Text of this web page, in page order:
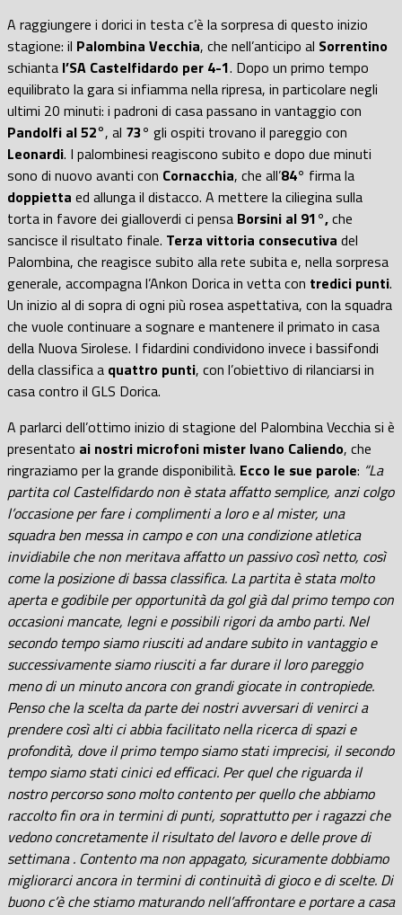
A raggiungere i dorici in testa c’è la sorpresa di questo inizio
stagione: il Palombina Vecchia, che nell’anticipo al Sorrentino
schianta l’SA Castelfidardo per 4-1. Dopo un primo tempo
equilibrato la gara si infiamma nella ripresa, in particolare negli
ultimi 20 minuti: i padroni di casa passano in vantaggio con
Pandolfi al 52°, al 73° gli ospiti trovano il pareggio con
Leonardi. I palombinesi reagiscono subito e dopo due minuti
sono di nuovo avanti con Cornacchia, che all’84° firma la
doppietta ed allunga il distacco. A mettere la ciliegina sulla
torta in favore dei gialloverdi ci pensa Borsini al 91°,che
sancisce il risultato finale. Terza vittoria consecutiva del
Palombina, che reagisce subito alla rete subita e, nella sorpresa
generale, accompagna l’Ankon Dorica in vetta con tredici punti.
Un inizio al di sopra di ogni più rosea aspettativa, con la squadra
che vuole continuare a sognare e mantenere il primato in casa
della Nuova Sirolese. I fidardini condividono invece i bassifondi
della classifica a quattro punti, con l’obiettivo di rilanciarsi in
casa contro il GLS Dorica.
A parlarci dell’ottimo inizio di stagione del Palombina Vecchia si è
presentato ai nostri microfoni mister Ivano Caliendo, che
ringraziamo per la grande disponibilità. Ecco le sue parole: “La
partita col Castelfidardo non è stata affatto semplice, anzi colgo
l’occasioneper fare i complimenti a loro e al mister, una
squadra ben messa in campo e con una condizione atletica
invidiabile che non meritava affatto un passivo così netto, così
come la posizione di bassa classifica. La partita è stata molto
aperta e godibile per opportunità da gol già dal primo tempo con
occasioni mancate, legni e possibili rigori da ambo parti. Nel
secondo tempo siamo riusciti ad andare subito in vantaggio e
successivamente siamo riusciti a far durare il loro pareggio
meno di un minuto ancora con grandi giocate in contropiede.
Penso che la scelta da parte dei nostri avversari di venirci a
prendere così alti ci abbia facilitato nella ricerca di spazi e
profondità, dove il primo tempo siamo stati imprecisi, il secondo
tempo siamo stati cinici ed efficaci. Per quel che riguarda il
nostro percorso sono molto contento per quello che abbiamo
raccolto fin ora in termini di punti, soprattutto per i ragazzi che
vedono concretamente il risultato del lavoro e delle prove di
settimana . Contento ma non appagato, sicuramente dobbiamo
migliorarci ancora in termini di continuità di gioco e di scelte. Di
buono c’è che stiamo maturando nell’affrontare e portare a casa